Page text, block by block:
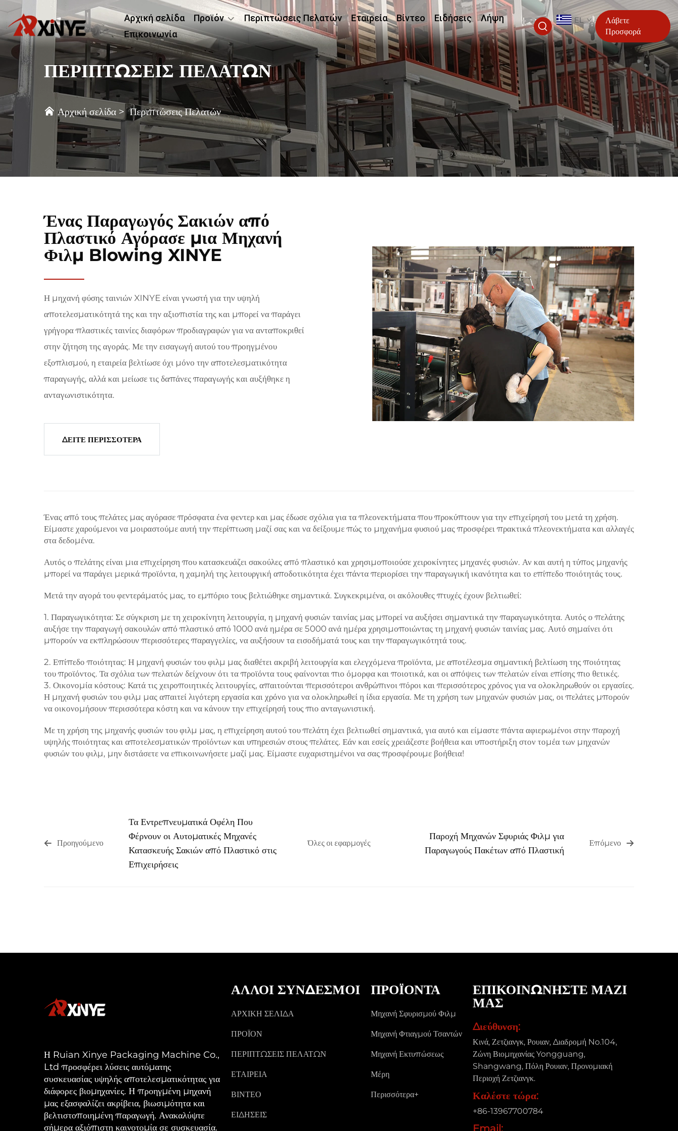
Αρχική σελίδα Προϊόν Περιπτώσεις Πελατών Εταιρεία Βίντεο Ειδήσεις
Λήψη
Επικοινωνία
EL
Λάβετε
Προσφορά
ΠΕΡΙΠΤΩΣΕΙΣ ΠΕΛΑΤΩΝ
Αρχική σελίδα >Περιπτώσεις Πελατών
Ένας Παραγωγός Σακιών από
Πλαστικό Αγόρασε μια Μηχανή
Φιλμ Blowing XINYE
Η μηχανή φύσης ταινιών XINYE είναι γνωστή για την υψηλή
αποτελεσματικότητά της και την αξιοπιστία της και μπορεί να παράγει
γρήγορα πλαστικές ταινίες διαφόρων προδιαγραφών για να ανταποκριθεί
στην ζήτηση της αγοράς. Με την εισαγωγή αυτού του προηγμένου
εξοπλισμού, η εταιρεία βελτίωσε όχι μόνο την αποτελεσματικότητα
παραγωγής, αλλά και μείωσε τις δαπάνες παραγωγής και αυξήθηκε η
ανταγωνιστικότητα.
ΔΕΙΤΕ ΠΕΡΙΣΣΟΤΕΡΑ
Ένας από τους πελάτες μας αγόρασε πρόσφατα ένα φεντερ και μας έδωσε σχόλια για τα πλεονεκτήματα που προκύπτουν για την επιχείρησή του μετά τη χρήση.
Είμαστε χαρούμενοι να μοιραστούμε αυτή την περίπτωση μαζί σας και να δείξουμε πώς το μηχανήμα φυσιού μας προσφέρει πρακτικά πλεονεκτήματα και αλλαγές
στα δεδομένα.
Αυτός ο πελάτης είναι μια επιχείρηση που κατασκευάζει σακούλες από πλαστικό και χρησιμοποιούσε χειροκίνητες μηχανές φυσιών. Αν και αυτή η τύπος μηχανής
μπορεί να παράγει μερικά προϊόντα, η χαμηλή της λειτουργική αποδοτικότητα έχει πάντα περιορίσει την παραγωγική ικανότητα και το επίπεδο ποιότητάς τους.
Μετά την αγορά του φεντεράματός μας, το εμπόριο τους βελτιώθηκε σημαντικά. Συγκεκριμένα, οι ακόλουθες πτυχές έχουν βελτιωθεί:
1. Παραγωγικότητα: Σε σύγκριση με τη χειροκίνητη λειτουργία, η μηχανή φυσιών ταινίας μας μπορεί να αυξήσει σημαντικά την παραγωγικότητα. Αυτός ο πελάτης
αυξήσε την παραγωγή σακουλών από πλαστικό από 1000 ανά ημέρα σε 5000 ανά ημέρα χρησιμοποιώντας τη μηχανή φυσιών ταινίας μας. Αυτό σημαίνει ότι
μπορούν να εκπληρώσουν περισσότερες παραγγελίες, να αυξήσουν τα εισοδήματά τους και την παραγωγικότητά τους.
2. Επίπεδο ποιότητας: Η μηχανή φυσιών του φιλμ μας διαθέτει ακριβή λειτουργία και ελεγχόμενα προϊόντα, με αποτέλεσμα σημαντική βελτίωση της ποιότητας
του προϊόντος. Τα σχόλια των πελατών δείχνουν ότι τα προϊόντα τους φαίνονται πιο όμορφα και ποιοτικά, και οι απόψεις των πελατών είναι επίσης πιο θετικές.
3. Οικονομία κόστους: Κατά τις χειροποιητικές λειτουργίες, απαιτούνται περισσότεροι ανθρώπινοι πόροι και περισσότερος χρόνος για να ολοκληρωθούν οι εργασίες.
Η μηχανή φυσιών του φιλμ μας απαιτεί λιγότερη εργασία και χρόνο για να ολοκληρωθεί η ίδια εργασία. Με τη χρήση των μηχανών φυσιών μας, οι πελάτες μπορούν
να οικονομήσουν περισσότερα κόστη και να κάνουν την επιχείρησή τους πιο ανταγωνιστική.
Με τη χρήση της μηχανής φυσιών του φιλμ μας, η επιχείρηση αυτού του πελάτη έχει βελτιωθεί σημαντικά, για αυτό και είμαστε πάντα αφιερωμένοι στην παροχή
υψηλής ποιότητας και αποτελεσματικών προϊόντων και υπηρεσιών στους πελάτες. Εάν και εσείς χρειάζεστε βοήθεια και υποστήριξη στον τομέα των μηχανών
φυσιών του φιλμ, μην διστάσετε να επικοινωνήσετε μαζί μας. Είμαστε ευχαριστημένοι να σας προσφέρουμε βοήθεια!
Προηγούμενο
Τα Εντρεπνευματικά Οφέλη Που
Φέρνουν οι Αυτοματικές Μηχανές
Κατασκευής Σακιών από Πλαστικό στις
Επιχειρήσεις
Όλες οι εφαρμογές Επόμενο
Παροχή Μηχανών Σφυριάς Φιλμ για
Παραγωγούς Πακέτων από Πλαστική
Η Ruian Xinye Packaging Machine Co.,
Ltd προσφέρει λύσεις αυτόματης
συσκευασίας υψηλής αποτελεσματικότητας για
διάφορες βιομηχανίες. Η προηγμένη μηχανή
μας εξασφαλίζει ακρίβεια, βιωσιμότητα και
βελτιστοποιημένη παραγωγή. Ανακαλύψτε
σήμερα αξιόπιστη καινοτομία σε συσκευασία.
ΆΛΛΟΙ ΣΎΝΔΕΣΜΟΙ
ΑΡΧΙΚΉ ΣΕΛΊΔΑ
ΠΡΟΪΌΝ
ΠΕΡΙΠΤΏΣΕΙΣ ΠΕΛΑΤΏΝ
ΕΤΑΙΡΕΊΑ
ΒΊΝΤΕΟ
ΕΙΔΉΣΕΙΣ
ΠΡΟΪΌΝΤΑ
Μηχανή Σφυρισμού Φιλμ
Μηχανή Φτιαγμού Τσαντών
Μηχανή Εκτυπώσεως
Μέρη
Περισσότερα+
ΕΠΙΚΟΙΝΩΝΗΣΤΕ ΜΑΖΙ
ΜΑΣ
Διεύθυνση:
Κινά, Ζετζιανγκ, Ρουιαν, Διαδρομή No.104,
Ζώνη Βιομηχανίας Yongguang,
Shangwang, Πόλη Ρουιαν, Προνομιακή
Περιοχή Ζετζιανγκ.
Καλέστε τώρα:
+86-13967700784
Email: